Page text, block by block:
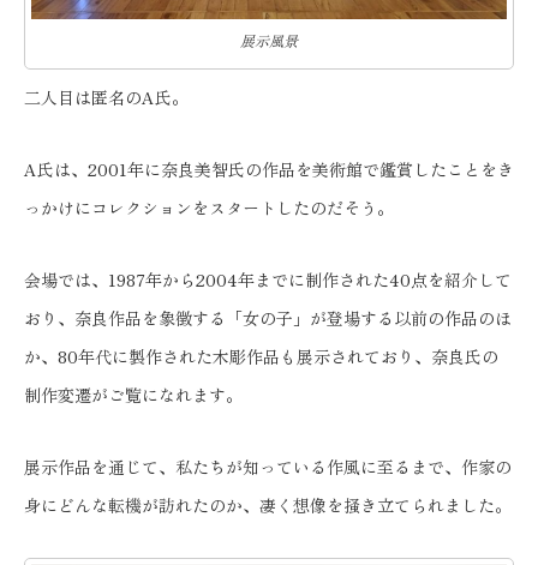
展示風景
二人目は匿名のA氏。
A氏は、2001年に奈良美智氏の作品を美術館で鑑賞したことをき
っかけにコレクションをスタートしたのだそう。
会場では、1987年から2004年までに制作された40点を紹介して
おり、奈良作品を象徴する「女の子」が登場する以前の作品のほ
か、80年代に製作された木彫作品も展示されており、奈良氏の
制作変遷がご覧になれます。
展示作品を通じて、私たちが知っている作風に至るまで、作家の
身にどんな転機が訪れたのか、凄く想像を掻き立てられました。